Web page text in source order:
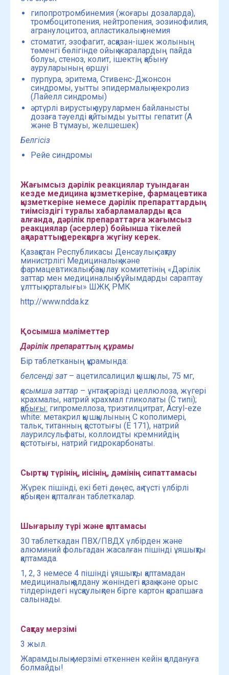
гипопротромбинемия (жоғары дозаларда),
тромбоцитопения, нейтропения, эозинофилия,
агранулоцитоз, апластикалық анемия
стоматит, эзофагит, асқазан-ішек жолының
төменгі бөлігінде ойық жаралардың пайда
болуы, стеноз, колит, ішектің қабыну
ауруларының өршуі
пурпура, эритема, Стивенс-Джонсон
синдромы, уытты эпидермалық некролиз
(Лайелл синдромы)
әртүрлі вирустық аурулармен байланысты
дозаға тәуелді қайтымды уытты гепатит (А
және В тұмауы, желшешек)
Белгісіз
Рейе синдромы
Жағымсыз дәрілік реакциялар туындаған
кезде медицина қызметкеріне, фармацевтика
қызметкеріне немесе дәрілік препараттардың
тиімсіздігі туралы хабарламаларды қоса
алғанда, дәрілік препараттарға жағымсыз
реакциялар (әсерлер) бойынша тікелей
ақпараттық дерекқорға жүгіну керек.
Қазақстан Республикасы Денсаулық сақтау
министрлігі Медициналық және
фармацевтикалық бақылау комитетінің «Дәрілік
заттар мен медициналық бұйымдарды сараптау
ұлттық орталығы» ШЖҚ РМК
http://www.ndda.kz
Қосымша мәліметтер
Дәрілік препараттың құрамы
Бір таблетканың құрамында:
белсенді зат– ацетилсалицил қышқылы, 75 мг,
қосымша заттар – ұнтақ тәрізді целлюлоза, жүгері
крахмалы, натрий крахмал гликолаты (С типі);
қабығы: гипромеллоза, триэтилцитрат, Acryl-eze
white: метакрил қышқылының С кополимері,
тальк, титанның қостотығы (Е 171), натрий
лаурилсульфаты, коллоидты кремнийдің
қостотығы, натрий гидрокарбонаты.
Сыртқы түрінің, иісінің, дәмінің сипаттамасы
Жүрек пішінді, екі беті дөңес, ақ түсті үлбірлі
қабықпен қапталған таблеткалар.
Шығарылу түрі және қаптамасы
30 таблеткадан ПВХ/ПВДХ үлбірден және
алюминий фольгадан жасалған пішінді ұяшықты
қаптамада.
1, 2, 3 немесе 4 пішінді ұяшықты қаптамадан
медициналық қолдану жөніндегі қазақ және орыс
тілдеріндегі нұсқаулықпен бірге картон қорапшаға
салынады.
Сақтау мерзімі
3 жыл.
Жарамдылық мерзімі өткеннен кейін қолдануға
болмайды!